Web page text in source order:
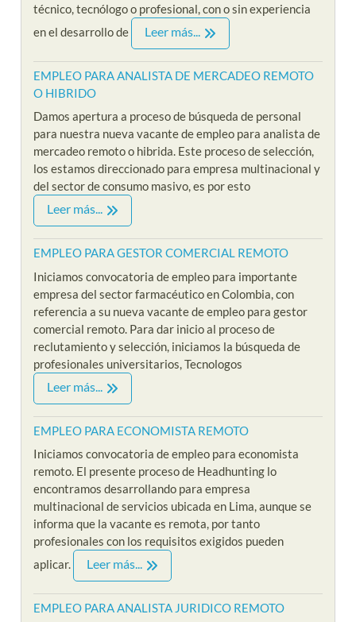
técnico, tecnólogo o profesional, con o sin experiencia
en el desarrollo de
Leer más...
EMPLEO PARA ANALISTA DE MERCADEO REMOTO
O HIBRIDO
Damos apertura a proceso de búsqueda de personal
para nuestra nueva vacante de empleo para analista de
mercadeo remoto o hibrida. Este proceso de selección,
los estamos direccionado para empresa multinacional y
del sector de consumo masivo, es por esto
Leer más...
EMPLEO PARA GESTOR COMERCIAL REMOTO
Iniciamos convocatoria de empleo para importante
empresa del sector farmacéutico en Colombia, con
referencia a su nueva vacante de empleo para gestor
comercial remoto. Para dar inicio al proceso de
reclutamiento y selección, iniciamos la búsqueda de
profesionales universitarios, Tecnologos
Leer más...
EMPLEO PARA ECONOMISTA REMOTO
Iniciamos convocatoria de empleo para economista
remoto. El presente proceso de Headhunting lo
encontramos desarrollando para empresa
multinacional de servicios ubicada en Lima, aunque se
informa que la vacante es remota, por tanto
profesionales con los requisitos exigidos pueden
aplicar.
Leer más...
EMPLEO PARA ANALISTA JURIDICO REMOTO